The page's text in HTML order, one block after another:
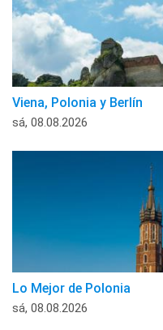
Viena, Polonia y Berlín
sá, 08.08.2026
Lo Mejor de Polonia
sá, 08.08.2026